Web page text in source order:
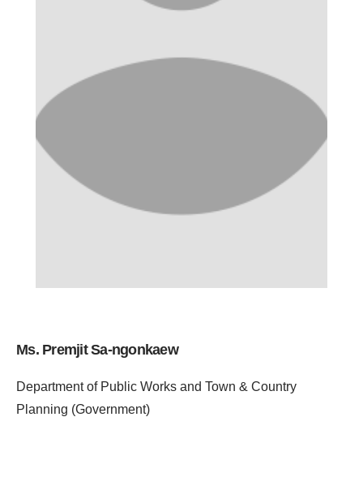
Ms. Premjit Sa-ngonkaew
Department of Public Works and Town & Country
Planning (Government)